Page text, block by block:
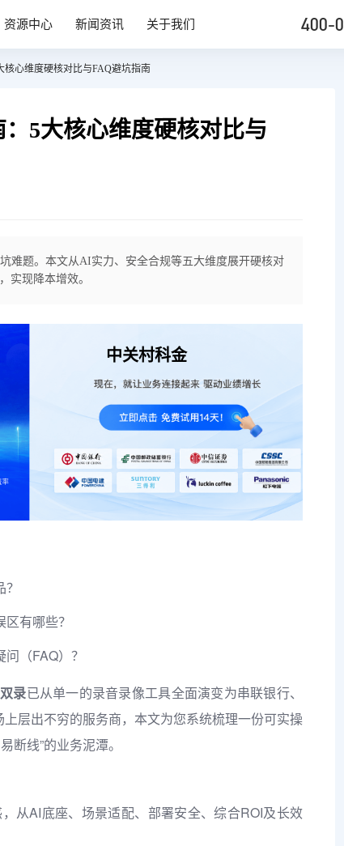
资源中心 新闻资讯 关于我们 400-
核心维度硬核对比与FAQ避坑指南
5大核心维度硬核对比与
难题。本文从AI实力、安全合规等五大维度展开硬核对
实现降本增效。
中关村科金
有哪些？
（FAQ）？
录已从单一的录音录像工具全面演变为串联银行、
层出不穷的服务商，本文为您系统梳理一份可实操
断线”的业务泥潭。
从AI底座、场景适配、部署安全、综合ROI及长效